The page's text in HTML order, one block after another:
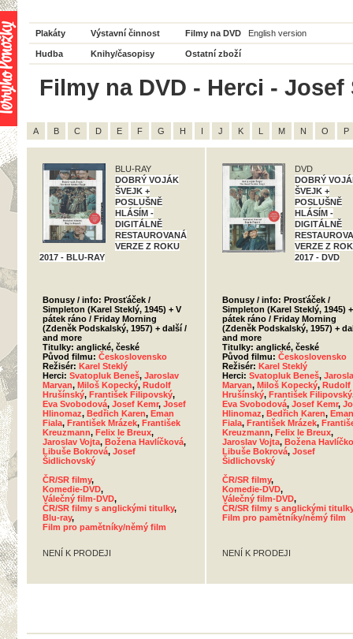
Plakáty Výstavní činnost Filmy na DVD English version
Hudba Knihy/časopisy Ostatní zboží
Filmy na DVD - Herci -
A B C D E F G H I J K L M N O P
BLU-RAY
DOBRÝ VOJÁK
ŠVEJK +
POSLUŠNĚ
HLÁSÍM -
DIGITÁLNĚ
RESTAUROVANÁ
VERZE Z ROKU
2017 - BLU-RAY
Bonusy / info: Prosťáček /
Simpleton (Karel Steklý, 1945) + V
pátek ráno / Friday Morning
(Zdeněk Podskalský, 1957) + další /
and more
Titulky: anglické, české
Původ filmu: Československo
Režisér: Karel Steklý
Herci: Svatopluk Beneš, Jaroslav
Marvan, Miloš Kopecký, Rudolf
Hrušínský, František Filipovský,
Eva Svobodová, Josef Kemr, Josef
Hlinomaz, Bedřich Karen, Eman
Fiala, František Mrázek, František
Kreuzmann, Felix le Breux,
Jaroslav Vojta, Božena Havlíčková,
Libuše Bokrová, Josef
Šidlichovský
ČR/SR filmy,
Komedie-DVD,
Válečný film-DVD,
ČR/SR filmy s anglickými titulky,
Blu-ray,
Film pro pamětníky/němý film
NENÍ K PRODEJI
DVD
DOBRÝ
ŠVEJK +
POSLUŠNĚ
HLÁSÍM -
DIGITÁLNĚ
VERZE Z
2017 - DVD
Bonusy / info: Prosťáček /
Simpleton (Karel Steklý, 1945)
pátek ráno / Friday Morning
(Zdeněk Podskalský, 1957) +
and more
Titulky: anglické, české
Původ filmu: Československo
Režisér: Karel Steklý
Herci: Svatopluk Beneš,
Marvan, Miloš Kopecký, Rudolf
Hrušínský, František Filipovský
Eva Svobodová, Josef Kemr,
Hlinomaz, Bedřich Karen, Eman
Fiala, František Mrázek,
Kreuzmann, Felix le Breux,
Jaroslav Vojta, Božena
Libuše Bokrová, Josef
Šidlichovský
ČR/SR filmy,
Komedie-DVD,
Válečný film-DVD,
ČR/SR filmy s anglickými titulky
Film pro pamětníky/němý film
NENÍ K PRODEJI